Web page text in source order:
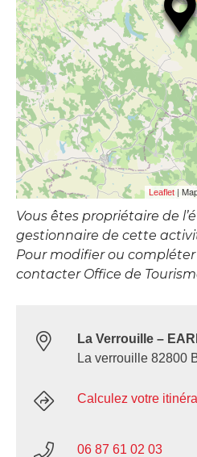
Leaflet |
Vous êtes propriétaire de
gestionnaire de cette
Pour modifier ou
contacter Office de
La Verrouille –
La verrouille 82800
Calculez votre
06 87 61 02 03